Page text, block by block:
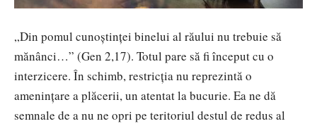
„Din pomul cunoştinţei binelui al răului nu trebuie să
mănânci…” (Gen 2,17). Totul pare să fi început cu o
interzicere. În schimb, restricţia nu reprezintă o
ameninţare a plăcerii, un atentat la bucurie. Ea ne dă
semnale de a nu ne opri pe teritoriul destul de redus al